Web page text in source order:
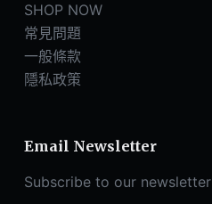
SHOP NOW
常見問題
一般條款
隱私政策
Email Newsletter
Subscribe to our newsletter